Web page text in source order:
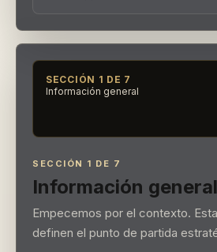
SECCIÓN 1 DE 7
Información general
SECCIÓN 1 DE 7
Información general
Empecemos por el contexto.
definen el punto de partida